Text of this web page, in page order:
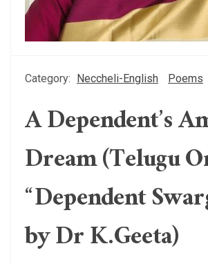
Category: Neccheli-English Poems
A Dependent’s
Dream (Telugu
“Dependent
by Dr K.Geeta)